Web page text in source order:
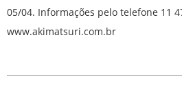
05/04. Informações pelo telefone 11
www.akimatsuri.com.br